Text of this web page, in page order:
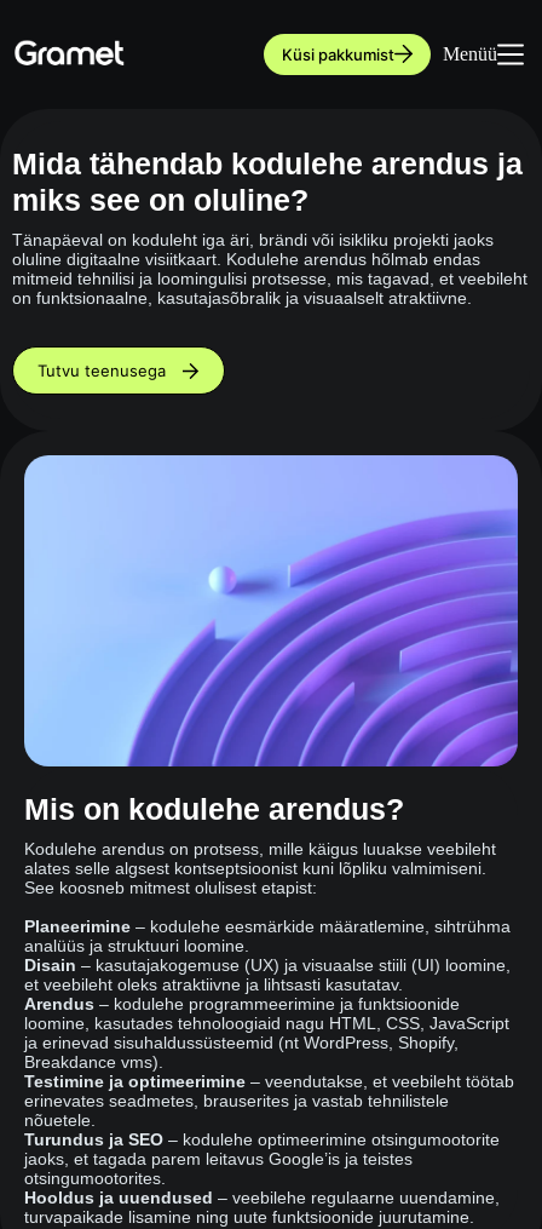
content
Küsi pakkumist Menüü
Mida tähendab kodulehe arendus ja
miks see on oluline?
Tänapäeval on koduleht iga äri, brändi või isikliku projekti jaoks
oluline digitaalne visiitkaart. Kodulehe arendus hõlmab endas
mitmeid tehnilisi ja loomingulisi protsesse, mis tagavad, et veebileht
on funktsionaalne, kasutajasõbralik ja visuaalselt atraktiivne.
Tutvu teenusega
Mis on kodulehe arendus?
Kodulehe arendus on protsess, mille käigus luuakse veebileht
alates selle algsest kontseptsioonist kuni lõpliku valmimiseni.
See koosneb mitmest olulisest etapist:
Planeerimine – kodulehe eesmärkide määratlemine, sihtrühma
analüüs ja struktuuri loomine.
Disain – kasutajakogemuse (UX) ja visuaalse stiili (UI) loomine,
et veebileht oleks atraktiivne ja lihtsasti kasutatav.
Arendus – kodulehe programmeerimine ja funktsioonide
loomine, kasutades tehnoloogiaid nagu HTML, CSS, JavaScript
ja erinevad sisuhaldussüsteemid (nt WordPress, Shopify,
Breakdance vms).
Testimine ja optimeerimine – veendutakse, et veebileht töötab
erinevates seadmetes, brauserites ja vastab tehnilistele
nõuetele.
Turundus ja SEO – kodulehe optimeerimine otsingumootorite
jaoks, et tagada parem leitavus Google’is ja teistes
otsingumootorites.
Hooldus ja uuendused – veebilehe regulaarne uuendamine,
turvapaikade lisamine ning uute funktsioonide juurutamine.